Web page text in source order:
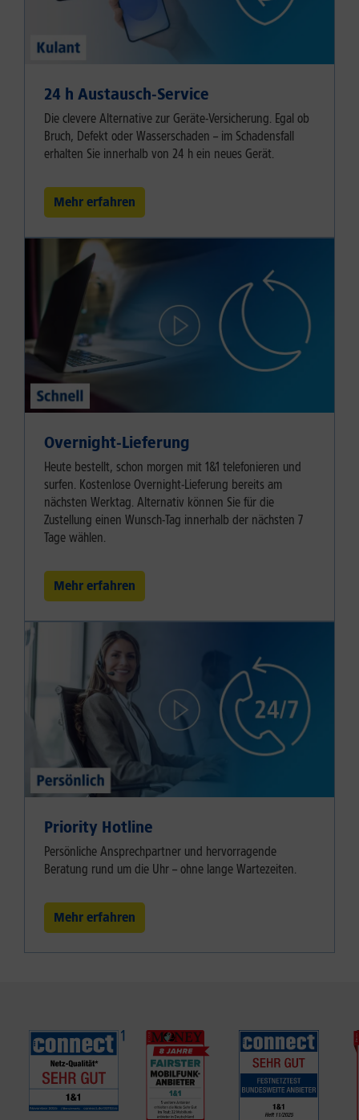
24 h Austausch-Service
Die clevere Alternative zur Geräte-Versicherung. Egal ob
Bruch, Defekt oder Wasserschaden – im Schadensfall
erhalten Sie innerhalb von 24 h ein neues Gerät.
Mehr erfahren
Overnight-Lieferung
Heute bestellt, schon morgen mit 1&1 telefonieren und
surfen. Kostenlose Overnight-Lieferung bereits am
nächsten Werktag. Alternativ können Sie für die
Zustellung einen Wunsch-Tag innerhalb der nächsten 7
Tage wählen.
Mehr erfahren
Priority Hotline
Persönliche Ansprechpartner und hervorragende
Beratung rund um die Uhr – ohne lange Wartezeiten.
Mehr erfahren